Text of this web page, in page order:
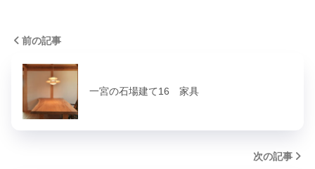
前の記事
一宮の石場建て16 家具
次の記事